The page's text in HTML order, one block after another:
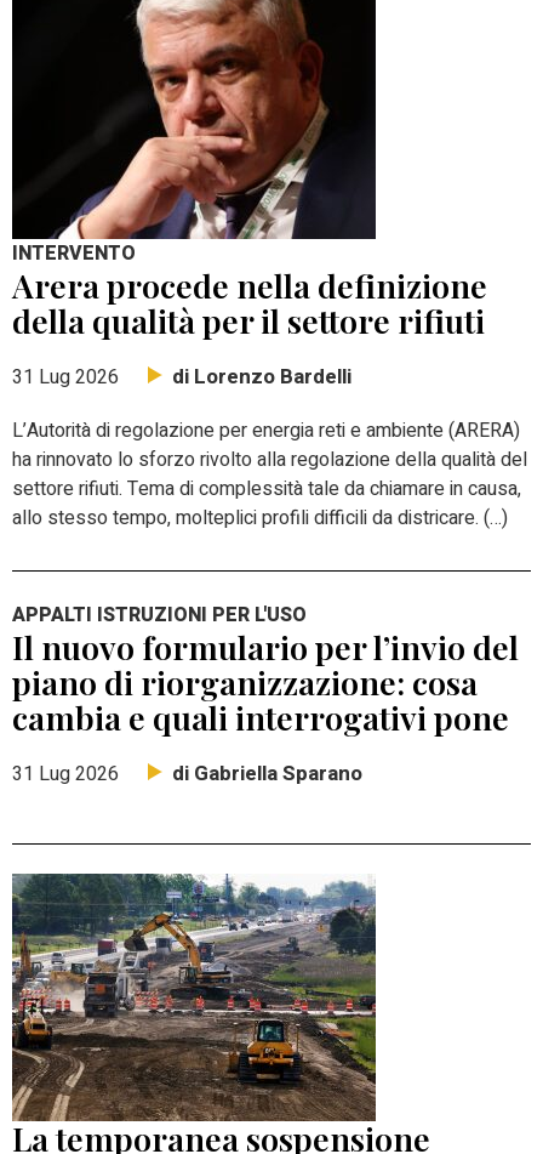
INTERVENTO
Arera procede nella definizione
della qualità per il settore rifiuti
31 Lug 2026 di Lorenzo Bardelli
L’Autorità di regolazione per energia reti e ambiente (ARERA)
ha rinnovato lo sforzo rivolto alla regolazione della qualità del
settore rifiuti. Tema di complessità tale da chiamare in causa,
allo stesso tempo, molteplici profili difficili da districare. (…)
APPALTI ISTRUZIONI PER L'USO
Il nuovo formulario per l’invio del
piano di riorganizzazione: cosa
cambia e quali interrogativi pone
31 Lug 2026 di Gabriella Sparano
La temporanea sospensione